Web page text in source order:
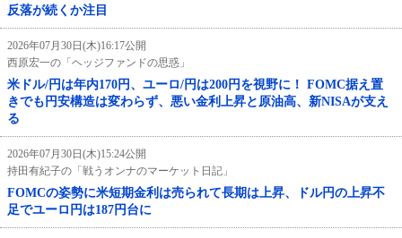
反落が続くか注目
2026年07月30日(木)16:17公開
西原宏一の「ヘッジファンドの思惑」
米ドル/円は年内170円、ユーロ/円は200円を視野に！ FOMC据え置
きでも円安構造は変わらず、悪い金利上昇と原油高、新NISAが支え
る
2026年07月30日(木)15:24公開
持田有紀子の「戦うオンナのマーケット日記」
FOMCの姿勢に米短期金利は売られて長期は上昇、ドル円の上昇不
足でユーロ円は187円台に